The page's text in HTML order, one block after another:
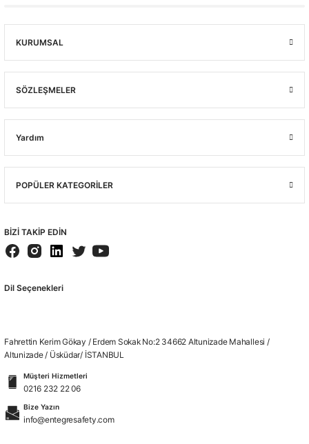
KURUMSAL
SÖZLEŞMELER
Yardım
POPÜLER KATEGORİLER
BİZİ TAKİP EDİN
Dil Seçenekleri
Fahrettin Kerim Gökay / Erdem Sokak No:2 34662 Altunizade Mahallesi /
Altunizade / Üsküdar/ İSTANBUL
Müşteri Hizmetleri
0216 232 22 06
Bize Yazın
info@entegresafety.com